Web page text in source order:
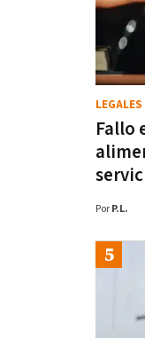
Fallo
LEGALES
Por P.L.